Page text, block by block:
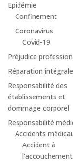
Epidémie
Confinement
Coronavirus
Covid-19
Préjudice
Réparation intégrale
Responsabilité des
établissements et
dommage corporel
Responsabilité
Accidents
Accident à
l'accouchement